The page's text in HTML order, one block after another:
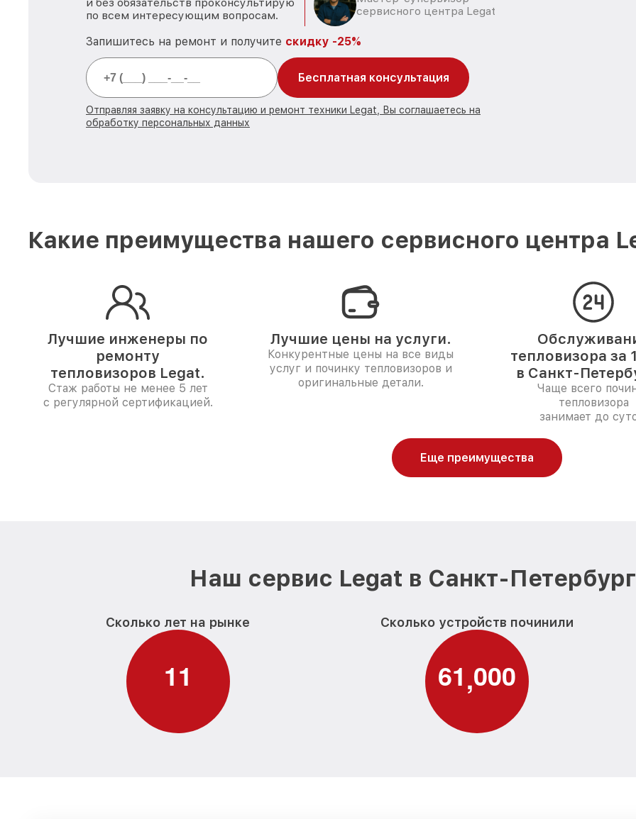
по всем интересующим вопросам.
сервисного центра Legat
Запишитесь на ремонт и получите скидку -25%
Бесплатная консультация
Отправляя заявку на консультацию и ремонт техники Legat, Вы соглашаетесь на
обработку персональных данных
Какие преимущества нашего сервисного центра
Лучшие инженеры по
ремонту
тепловизоров Legat.
Стаж работы не менее 5 лет
с регулярной сертификацией.
Лучшие цены на услуги.
Конкурентные цены на все виды
услуг и починку тепловизоров и
оригинальные детали.
тепловизора за
в Санкт-
Чаще всего
тепловизора
занимает до
Еще преимущества
Наш сервис Legat в Санкт-
Сколько лет на рынке
11
Сколько устройств починили
61,000